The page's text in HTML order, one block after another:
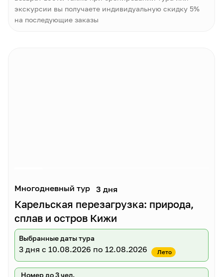
экскурсии вы получаете индивидуальную скидку 5%
на последующие заказы
Многодневный тур 3 дня
Карельская перезагрузка: природа,
сплав и остров Кижи
Выбранные даты тура
3 дня с 10.08.2026 по 12.08.2026 Лето
Номер до 3 чел.